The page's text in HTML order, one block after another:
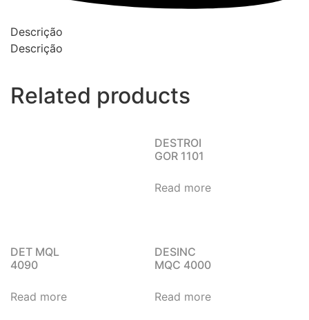
Descrição
Descrição
Related products
DESTROI
GOR 1101
Read more
DET MQL
4090
Read more
DESINC
MQC 4000
Read more